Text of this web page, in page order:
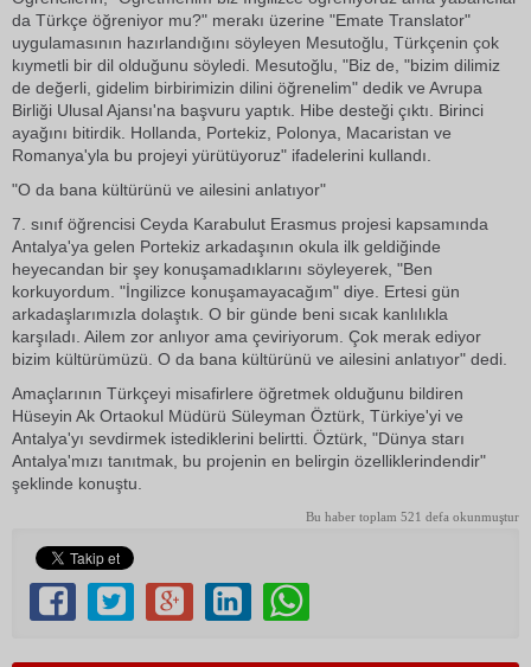
da Türkçe öğreniyor mu?" merakı üzerine "Emate Translator"
uygulamasının hazırlandığını söyleyen Mesutoğlu, Türkçenin çok
kıymetli bir dil olduğunu söyledi. Mesutoğlu, "Biz de, "bizim dilimiz
de değerli, gidelim birbirimizin dilini öğrenelim" dedik ve Avrupa
Birliği Ulusal Ajansı'na başvuru yaptık. Hibe desteği çıktı. Birinci
ayağını bitirdik. Hollanda, Portekiz, Polonya, Macaristan ve
Romanya'yla bu projeyi yürütüyoruz" ifadelerini kullandı.
"O da bana kültürünü ve ailesini anlatıyor"
7. sınıf öğrencisi Ceyda Karabulut Erasmus projesi kapsamında
Antalya'ya gelen Portekiz arkadaşının okula ilk geldiğinde
heyecandan bir şey konuşamadıklarını söyleyerek, "Ben
korkuyordum. "İngilizce konuşamayacağım" diye. Ertesi gün
arkadaşlarımızla dolaştık. O bir günde beni sıcak kanlılıkla
karşıladı. Ailem zor anlıyor ama çeviriyorum. Çok merak ediyor
bizim kültürümüzü. O da bana kültürünü ve ailesini anlatıyor" dedi.
Amaçlarının Türkçeyi misafirlere öğretmek olduğunu bildiren
Hüseyin Ak Ortaokul Müdürü Süleyman Öztürk, Türkiye'yi ve
Antalya'yı sevdirmek istediklerini belirtti. Öztürk, "Dünya starı
Antalya'mızı tanıtmak, bu projenin en belirgin özelliklerindendir"
şeklinde konuştu.
Bu haber toplam 521 defa okunmuştur